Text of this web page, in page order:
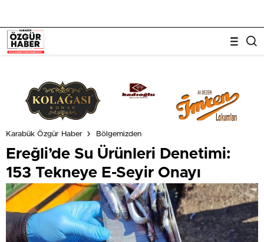
Karabük Özgür Haber Bölgemizden
Ereğli’de Su Ürünleri Denetimi:
153 Tekneye E-Seyir Onayı